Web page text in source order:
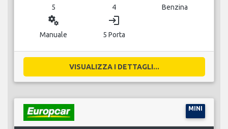
5 4 Benzina
miscellaneous_services
Manuale
login
5 Porta
VISUALIZZA I DETTAGLI...
MINI